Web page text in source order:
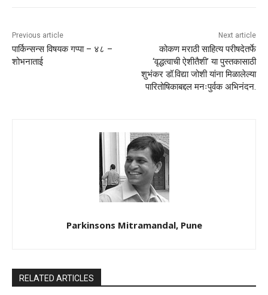
Previous article
पार्किन्सन्स विषयक गप्पा – ४८ –
शोभनाताई
Next article
कोकण मराठी साहित्य परीषदेतर्फे
‘वृद्धत्वाची ऐशीतैशी’ या पुस्तकासाठी
शुभंकर डॉ.विद्या जोशी यांना मिळालेल्या
पारितोषिकाबद्दल मनःपुर्वक अभिनंदन.
Parkinsons Mitramandal, Pune
RELATED ARTICLES